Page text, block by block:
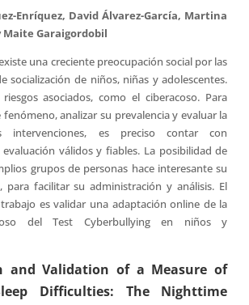
Enríquez, David Álvarez-García, Martina
Maite Garaigordobil
una creciente preocupación social por las
socialización de niños, niñas y adolescentes.
asociados, como el ciberacoso. Para
analizar su prevalencia y evaluar la
intervenciones, es preciso contar con
válidos y fiables. La posibilidad de
grupos de personas hace interesante su
para facilitar su administración y análisis. El
es validar una adaptación online de la
del Test Cyberbullying en niños y
and Validation of a Measure of
Difficulties: The Nighttime